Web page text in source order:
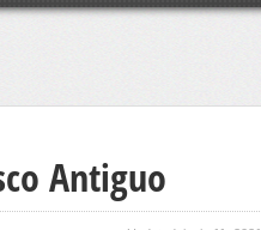
Antiguo